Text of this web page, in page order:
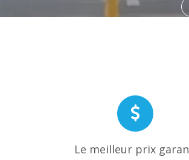
Le meilleur prix